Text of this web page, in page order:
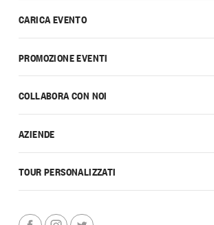
CARICA EVENTO
PROMOZIONE EVENTI
COLLABORA CON NOI
AZIENDE
TOUR PERSONALIZZATI